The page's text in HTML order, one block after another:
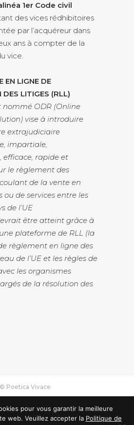
1er Code civil
des vices rédhibitoires
par l’acquéreur dans
ans à compter de la
vice.
EN LIGNE DE
DES LITIGES (RLL)
nommé ODR (Online
vise à introduire
extrajudiciaire
impartiale,
efficace, rapide et
le règlement des
de la vente en
ou de services entre les
de l’UE
être atteint grâce à
plateforme de RLL (la
règlement en ligne des
de l’UE et les règles de
les organismes
de la résolution des
© Poetica Vivace
MON COMPTE
PANIER
pour vous garantir la meilleure
web. Veuillez accepter la Politique de